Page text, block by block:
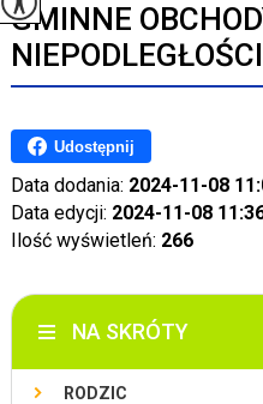
GMINNE
NIEPODLEGŁOŚCI
Udostępnij
Data dodania: 2024-11-08
Data edycji: 2024-11-08
Ilość wyświetleń: 266
NA SKRÓTY
RODZIC